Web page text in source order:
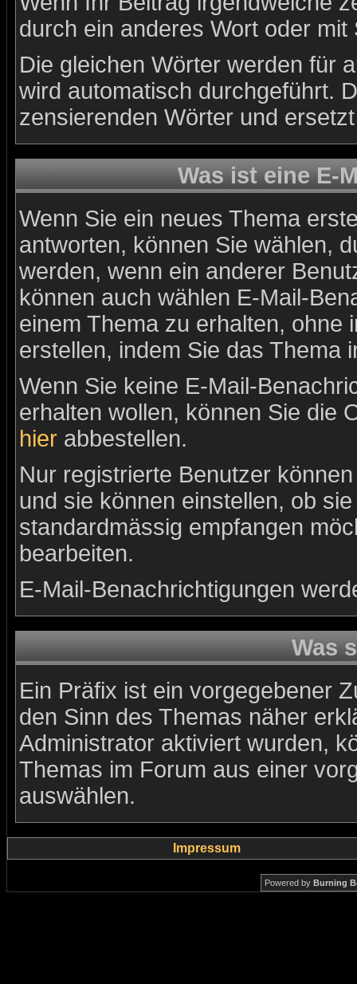
durch ein anderes Wort oder
Die gleichen Wörter werden für
wird automatisch durchgeführt.
zensierenden Wörter und
Was ist eine E-
Wenn Sie ein neues Thema
antworten, können Sie wählen,
werden, wenn ein anderer
können auch wählen E-Mail-
einem Thema zu erhalten, ohne
erstellen, indem Sie das Thema
Wenn Sie keine E-Mail-
erhalten wollen, können Sie die
hier abbestellen.
Nur registrierte Benutzer
und sie können einstellen, ob
standardmässig empfangen
bearbeiten.
E-Mail-Benachrichtigungen
Was
Ein Präfix ist ein vorgegebener
den Sinn des Themas näher
Administrator aktiviert wurden,
Themas im Forum aus einer
auswählen.
Impressum
Powered by Burning